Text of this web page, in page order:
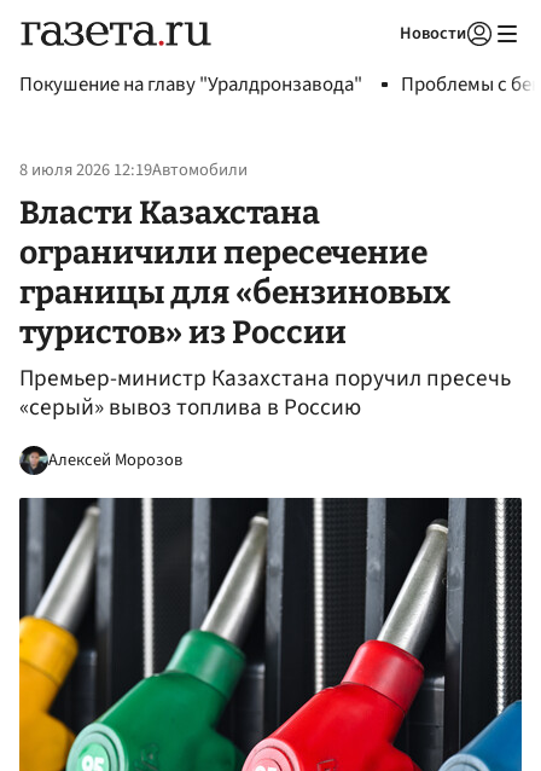
Новости
Покушение на главу "Уралдронзавода" Проблемы с
8 июля 2026 12:19Автомобили
Власти Казахстана
ограничили пересечение
границы для «бензиновых
туристов» из России
Премьер-министр Казахстана поручил пресечь
«серый» вывоз топлива в Россию
Алексей Морозов